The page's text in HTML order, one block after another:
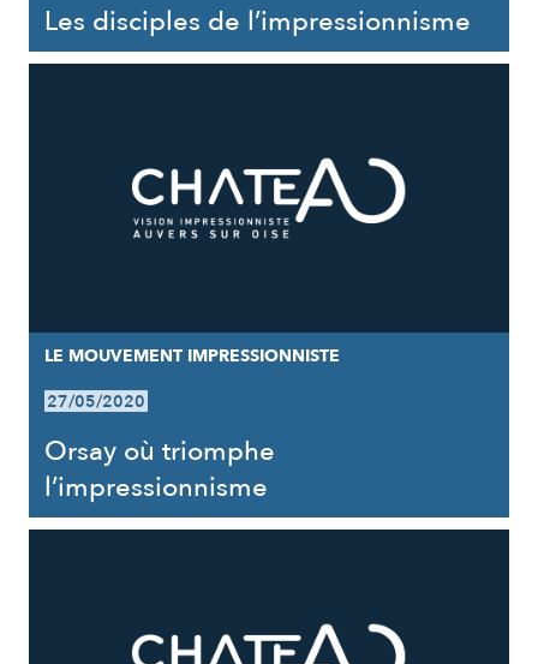
Les disciples de l’impressionnisme
LE MOUVEMENT IMPRESSIONNISTE
27/05/2020
Orsay où triomphe
l’impressionnisme